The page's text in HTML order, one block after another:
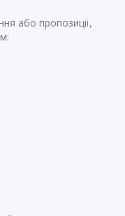
або пропозиції,